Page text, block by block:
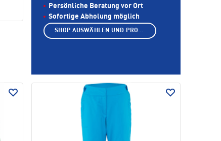
Persönliche Beratung vor Ort
Sofortige Abholung möglich
SHOP AUSWÄHLEN UND PRODUKTE ANZEIGEN